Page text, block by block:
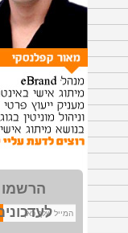
הרשמו